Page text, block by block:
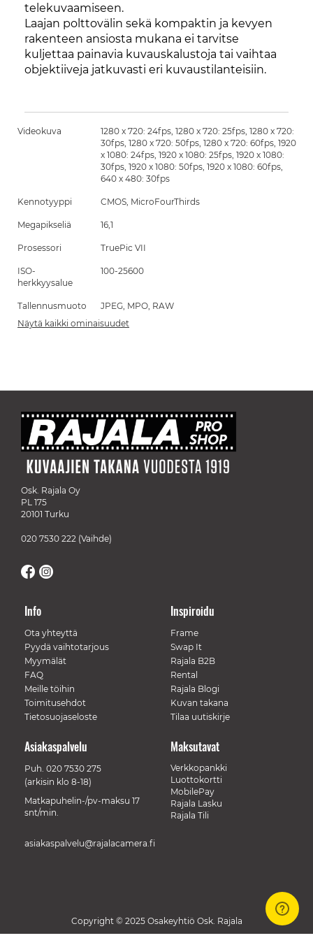
telekuvaamiseen.
Laajan polttovälin sekä kompaktin ja kevyen
rakenteen ansiosta mukana ei tarvitse
kuljettaa painavia kuvauskalustoja tai vaihtaa
objektiiveja jatkuvasti eri kuvaustilanteisiin.
Videokuva
1280 x 720: 24fps, 1280 x 720: 25fps, 1280 x 720:
30fps, 1280 x 720: 50fps, 1280 x 720: 60fps, 1920
x 1080: 24fps, 1920 x 1080: 25fps, 1920 x 1080:
30fps, 1920 x 1080: 50fps, 1920 x 1080: 60fps,
640 x 480: 30fps
Kennotyyppi CMOS, MicroFourThirds
Megapikseliä 16,1
Prosessori TruePic VII
ISO-
herkkyysalue
100-25600
Tallennusmuoto
JPEG, MPO, RAW
Näytä kaikki ominaisuudet
Osk. Rajala Oy
PL 175
20101 Turku
020 7530 222 (Vaihde)
Info
Ota yhteyttä
Pyydä vaihtotarjous
Myymälät
FAQ
Meille töihin
Toimitusehdot
Tietosuojaseloste
Inspiroidu
Frame
Swap It
Rajala B2B
Rental
Rajala Blogi
Kuvan takana
Tilaa uutiskirje
Maksutavat
Verkkopankki
Luottokortti
MobilePay
Rajala Lasku
Rajala Tili
Asiakaspalvelu
Puh. 020 7530 275
(arkisin klo 8-18)
Matkapuhelin-/pv-maksu 17
snt/min.
asiakaspalvelu@rajalacamera.fi
Copyright © 2025 Osakeyhtiö Osk. Rajala